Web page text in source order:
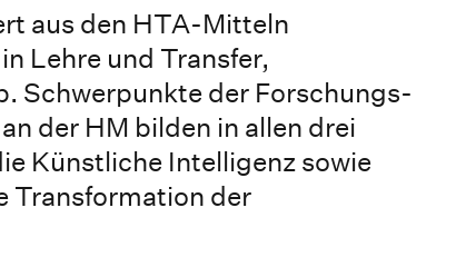
aus den HTA-Mitteln
Lehre und Transfer,
Schwerpunkte der Forschungs-
der HM bilden in allen drei
Künstliche Intelligenz sowie
Transformation der